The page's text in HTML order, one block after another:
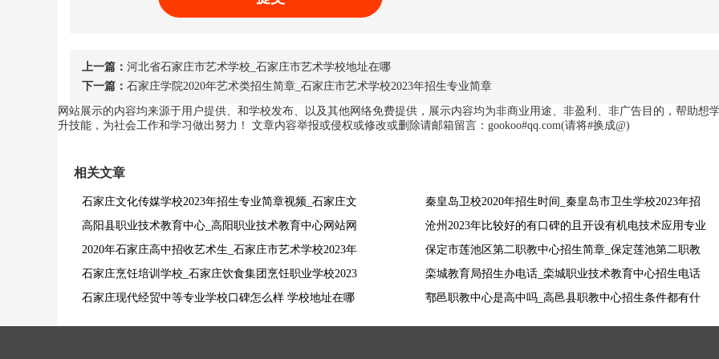
上一篇： 河北省石家庄市艺术学校_石家庄市艺术学校地址在哪
下一篇： 石家庄学院2020年艺术类招生简章_石家庄市艺术学校2023年招生专业简章
网站展示的内容均来源于用户提供、和学校发布、以及其他网络免费提供，展示内容均为非商业用途、非盈利、非广告目的，帮助想
升技能，为社会工作和学习做出努力！ 文章内容举报或侵权或修改或删除请邮箱留言：gookoo#qq.com(请将#换成@)
相关文章
石家庄文化传媒学校2023年招生专业简章视频_石家庄文
化传媒学校2023年招生专业简章
秦皇岛卫校2020年招生时间_秦皇岛市卫生学校2023年招
生专业都有哪个
高阳县职业技术教育中心_高阳职业技术教育中心网站网
页网址
沧州2023年比较好的有口碑的且开设有机电技术应用专业
的中专学校都有哪个
2020年石家庄高中招收艺术生_石家庄市艺术学校2023年
招生专业计划
保定市莲池区第二职教中心招生简章_保定莲池第二职教
中心2023年招生专业简章
石家庄烹饪培训学校_石家庄饮食集团烹饪职业学校2023
年招生专业简章
栾城教育局招生办电话_栾城职业技术教育中心招生电话
石家庄现代经贸中等专业学校口碑怎么样 学校地址在哪
鄠邑职教中心是高中吗_高邑县职教中心招生条件都有什